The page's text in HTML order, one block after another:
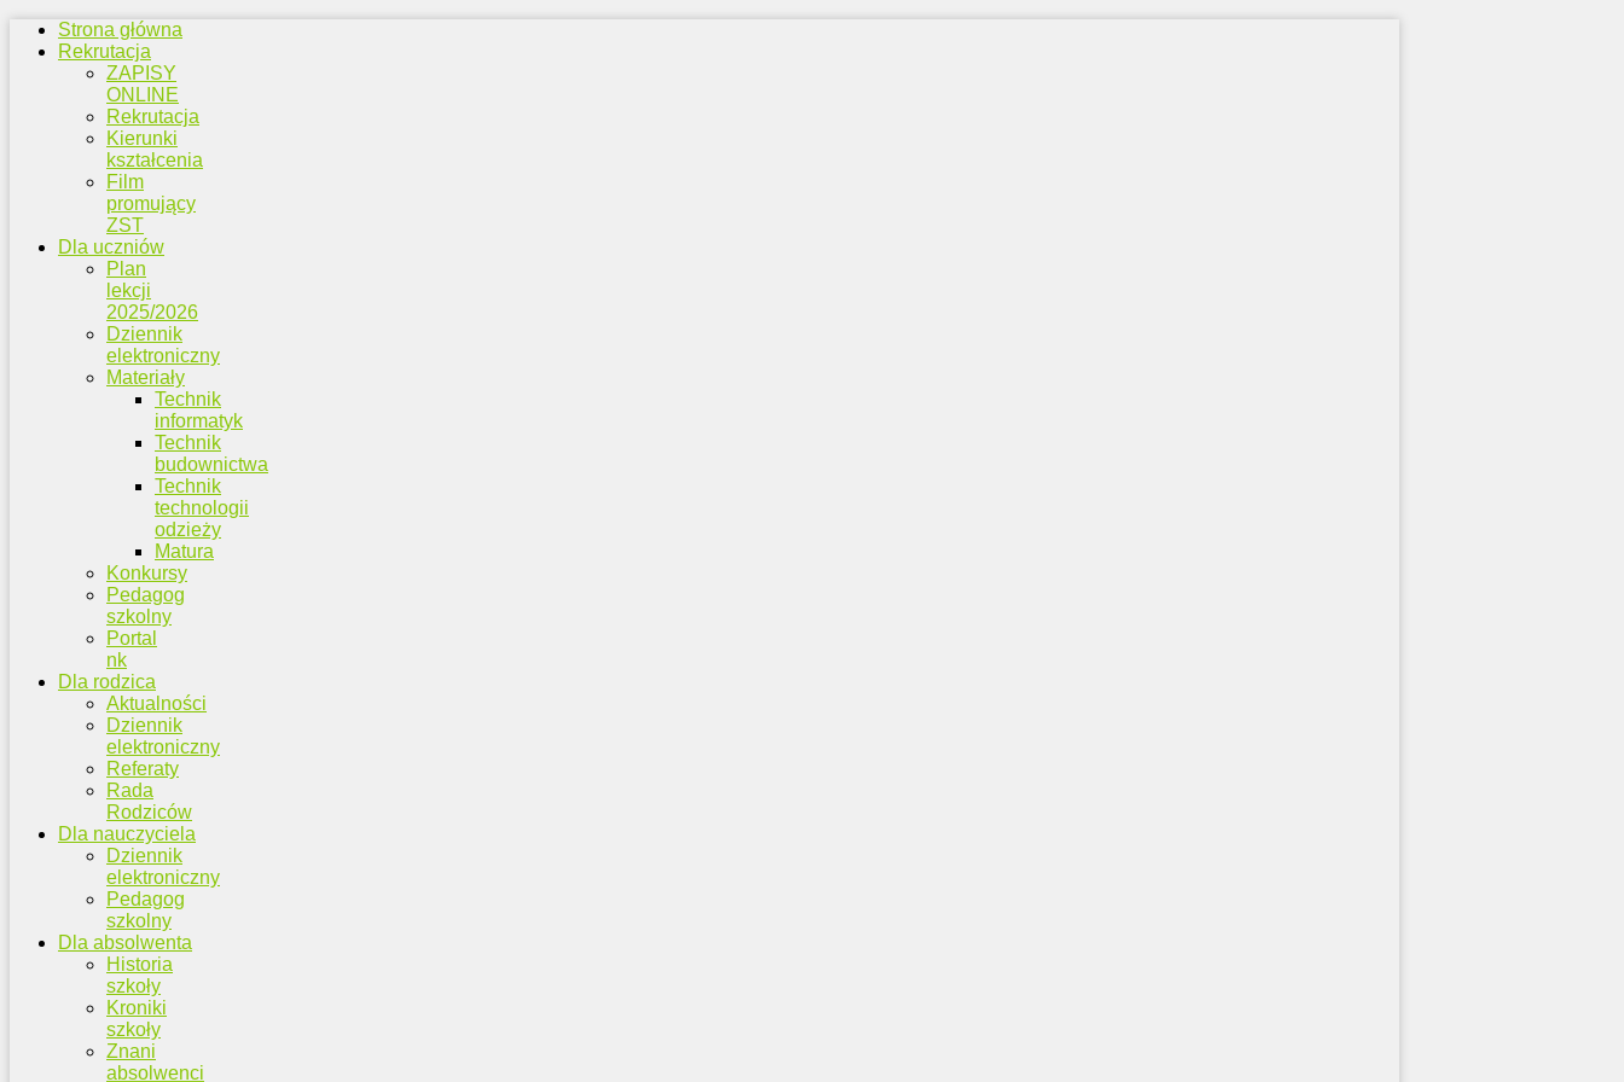
Strona główna
Rekrutacja
ZAPISY
ONLINE
Rekrutacja
Kierunki
kształcenia
Film
promujący
ZST
Dla uczniów
Plan
lekcji
2025/2026
Dziennik
elektroniczny
Materiały
Technik
informatyk
Technik
budownictwa
Technik
technologii
odzieży
Matura
Konkursy
Pedagog
szkolny
Portal
nk
Dla rodzica
Aktualności
Dziennik
elektroniczny
Referaty
Rada
Rodziców
Dla nauczyciela
Dziennik
elektroniczny
Pedagog
szkolny
Dla absolwenta
Historia
szkoły
Kroniki
szkoły
Znani
absolwenci